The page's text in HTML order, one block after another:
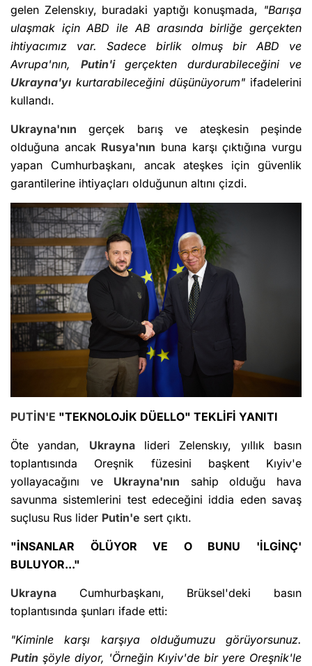
gelen Zelenskıy, buradaki yaptığı konuşmada, "Barışa
ulaşmak için ABD ile AB arasında birliğe gerçekten
ihtiyacımız var. Sadece birlik olmuş bir ABD ve
Avrupa'nın, Putin'igerçekten durdurabileceğini ve
Ukrayna'yı kurtarabileceğini düşünüyorum" ifadelerini
kullandı.
Ukrayna'nın gerçek barış ve ateşkesin peşinde
olduğuna ancak Rusya'nın buna karşı çıktığına vurgu
yapan Cumhurbaşkanı, ancak ateşkes için güvenlik
garantilerine ihtiyaçları olduğunun altını çizdi.
PUTİN'E "TEKNOLOJİK DÜELLO" TEKLİFİ YANITI
Öte yandan, Ukraynalideri Zelenskıy, yıllık basın
toplantısında Oreşnik füzesini başkent Kıyiv'e
yollayacağını ve Ukrayna'nın sahip olduğu hava
savunma sistemlerini test edeceğini iddia eden savaş
suçlusu Rus lider Putin'e sert çıktı.
"İNSANLAR ÖLÜYOR VE O BUNU 'İLGİNÇ'
BULUYOR..."
Ukrayna Cumhurbaşkanı, Brüksel'deki basın
toplantısında şunları ifade etti:
"Kiminle karşı karşıya olduğumuzu görüyorsunuz.
Putin şöyle diyor, 'Örneğin Kıyiv'de bir yere Oreşnik'le